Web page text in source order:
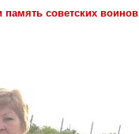
советских воинов